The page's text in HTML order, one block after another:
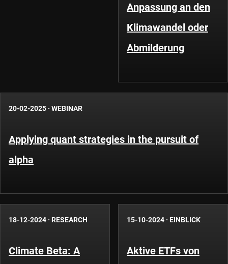
Anpassung an den
Klimawandel oder
Abmilderung
20-02-2025 · WEBINAR
Applying quant strategies in the pursuit of
alpha
18-12-2024 · RESEARCH
Climate Beta: A
15-10-2024 · EINBLICK
Aktive ETFs von